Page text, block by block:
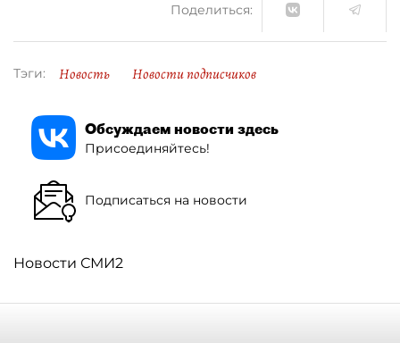
Поделиться:
Тэги: Новость Новости подписчиков
Обсуждаем новости здесь
Присоединяйтесь!
Подписаться на новости
Новости СМИ2